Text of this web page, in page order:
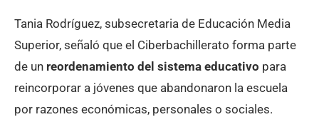
Tania Rodríguez, subsecretaria de Educación Media
Superior, señaló que el Ciberbachillerato forma parte
de un reordenamiento del sistema educativo para
reincorporar a jóvenes que abandonaron la escuela
por razones económicas, personales o sociales.